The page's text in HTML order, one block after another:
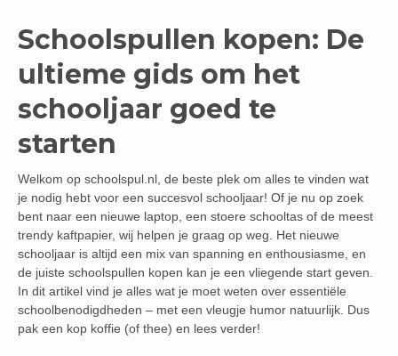
Schoolspullen kopen: De
ultieme gids om het
schooljaar goed te
starten
Welkom op schoolspul.nl, de beste plek om alles te vinden wat
je nodig hebt voor een succesvol schooljaar! Of je nu op zoek
bent naar een nieuwe laptop, een stoere schooltas of de meest
trendy kaftpapier, wij helpen je graag op weg. Het nieuwe
schooljaar is altijd een mix van spanning en enthousiasme, en
de juiste schoolspullen kopen kan je een vliegende start geven.
In dit artikel vind je alles wat je moet weten over essentiële
schoolbenodigdheden – met een vleugje humor natuurlijk. Dus
pak een kop koffie (of thee) en lees verder!